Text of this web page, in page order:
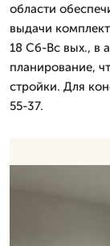
области
выдачи
18 Сб-Вс вых., в
планирование,
стройки. Для
55-37.